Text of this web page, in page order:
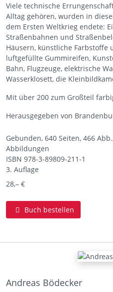
Viele technische
Alltag gehören, wurden in
dem Ersten Weltkrieg endete:
Straßenbahnen und
Häusern, künstliche Farbstoffe
luftgefüllte Gummireifen,
Bahn, Flugzeuge, elektrische
Wasserklosett, die
Mit über 200 zum Großteil
Herausgegeben von
Gebunden, 640 Seiten, 466
Abbildungen
ISBN 978-3-89809-211-1
3. Auflage
28,– €
Buch bestellen
Andreas Bödecker